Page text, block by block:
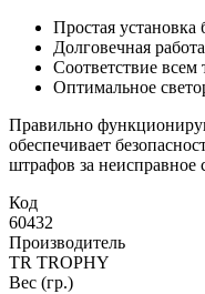
Простая
Долговечная
Соответствие всем
Оптимальное
Правильно
обеспечивает
штрафов за неисправное
Код
60432
Производитель
TR TROPHY
Вес (гр.)